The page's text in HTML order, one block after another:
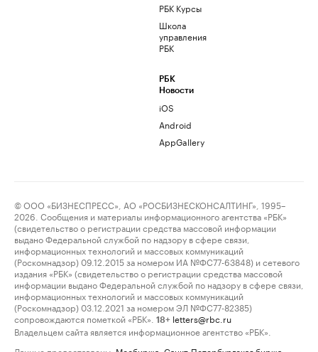
РБК Курсы
Школа
управления
РБК
РБК
Новости
iOS
Android
AppGallery
© ООО «БИЗНЕСПРЕСС», АО «РОСБИЗНЕСКОНСАЛТИНГ», 1995–
2026. Сообщения и материалы информационного агентства «РБК»
(свидетельство о регистрации средства массовой информации
выдано Федеральной службой по надзору в сфере связи,
информационных технологий и массовых коммуникаций
(Роскомнадзор) 09.12.2015 за номером ИА №ФС77-63848) и сетевого
издания «РБК» (свидетельство о регистрации средства массовой
информации выдано Федеральной службой по надзору в сфере связи,
информационных технологий и массовых коммуникаций
(Роскомнадзор) 03.12.2021 за номером ЭЛ №ФС77-82385)
сопровождаются пометкой «РБК».
18+ letters@rbc.ru
Владельцем сайта является информационное агентство «РБК».